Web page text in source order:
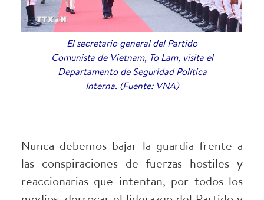
El secretario general del Partido
Comunista de Vietnam, To Lam, visita el
Departamento de Seguridad Política
Interna. (Fuente: VNA)
Nunca debemos bajar la guardia frente a
las conspiraciones de fuerzas hostiles y
reaccionarias que intentan, por todos los